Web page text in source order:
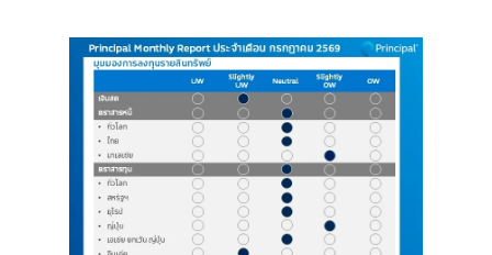
Image